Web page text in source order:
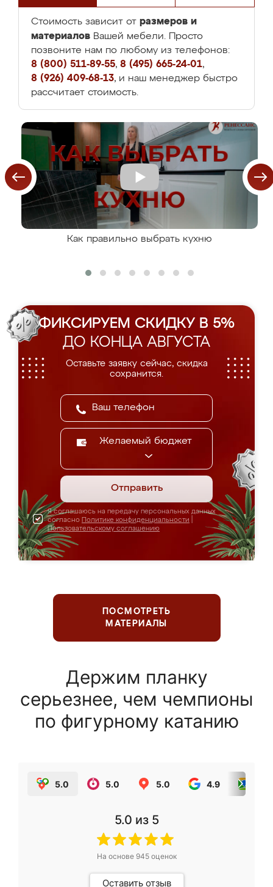
Стоимость зависит от размеров и
материалов Вашей мебели. Просто
позвоните нам по любому из телефонов:
8 (800) 511-89-55, 8 (495) 665-24-01,
8 (926) 409-68-13, и наш менеджер быстро
рассчитает стоимость.
Как правильно выбрать кухню
ФИКСИРУЕМ СКИДКУ В 5%
ДО КОНЦА АВГУСТА
Оставьте заявку сейчас, скидка
сохранится.
Желаемый бюджет
Отправить
Я соглашаюсь на передачу персональных данных
согласно Политике конфиденциальности
Пользовательскому соглашению
ПОСМОТРЕТЬ
МАТЕРИАЛЫ
Держим планку
серьезнее, чем чемпионы
по фигурному катанию
5.0 5.0 5.0 4.9
5.0 из 5
На основе 945оценок
Оставить отзыв